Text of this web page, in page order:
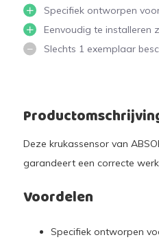
Specifiek ontworpen
Eenvoudig te installeren
Slechts 1 exemplaar
Deze krukassensor van
garandeert een correcte
Voordelen
Specifiek ontworpen